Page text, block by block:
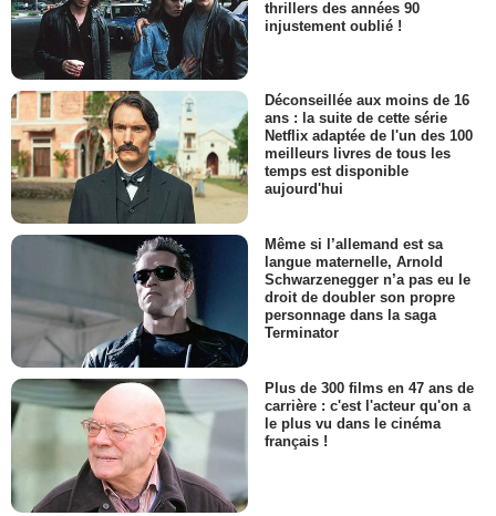
thrillers des années 90
injustement oublié !
Déconseillée aux moins de 16
ans : la suite de cette série
Netflix adaptée de l'un des 100
meilleurs livres de tous les
temps est disponible
aujourd'hui
Même si l’allemand est sa
langue maternelle, Arnold
Schwarzenegger n’a pas eu le
droit de doubler son propre
personnage dans la saga
Terminator
Plus de 300 films en 47 ans de
carrière : c'est l'acteur qu'on a
le plus vu dans le cinéma
français !